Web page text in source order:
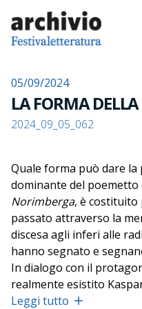
05/09/2024
LA FORMA
2024_09_05_062
Quale forma può dare la
dominante del poemetto
Norimberga, è costituito
passato attraverso la
discesa agli inferi alle
hanno segnato e
In dialogo con il
realmente esistito
nuotatrici olimpioniche
Leggi tutto